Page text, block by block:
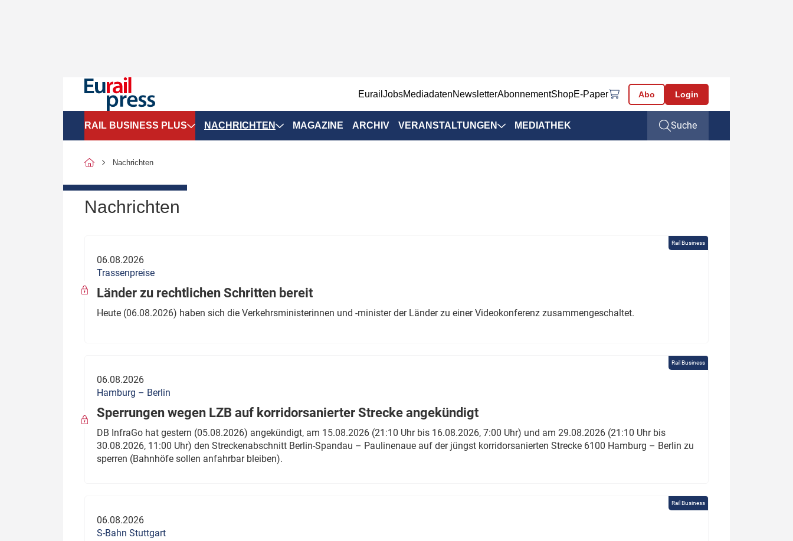
EurailJobsMediadatenNewsletterAbonnementShopE-Paper Abo Login
RAIL BUSINESS PLUS
SPNV-Marktdaten
Politik
wen?
Thema des Monats
Dossier: Generalsanierung
Dossier: ETCS
Dossier:
NACHRICHTEN MAGAZINE ARCHIV VERANSTALTUNGEN MEDIATHEK Suche
Nachrichten
Nachrichten
Rail Business
06.08.2026
Trassenpreise
Länder zu rechtlichen Schritten bereit
Heute (06.08.2026) haben sich die Verkehrsministerinnen und -minister der Länder zu einer Videokonferenz zusammengeschaltet.
Rail Business
06.08.2026
Hamburg – Berlin
Sperrungen wegen LZB auf korridorsanierter Strecke angekündigt
DB InfraGo hat gestern (05.08.2026) angekündigt, am 15.08.2026 (21:10 Uhr bis 16.08.2026, 7:00 Uhr) und am 29.08.2026 (21:10 Uhr bis
30.08.2026, 11:00 Uhr) den Streckenabschnitt Berlin-Spandau – Paulinenaue auf der jüngst korridorsanierten Strecke 6100 Hamburg – Berlin zu
sperren (Bahnhöfe sollen anfahrbar bleiben).
Rail Business
06.08.2026
S-Bahn Stuttgart